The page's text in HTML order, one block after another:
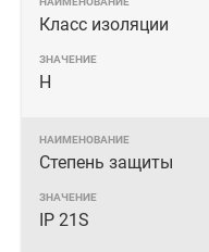
Класс изоляции
Н
Степень защиты
IP 21S